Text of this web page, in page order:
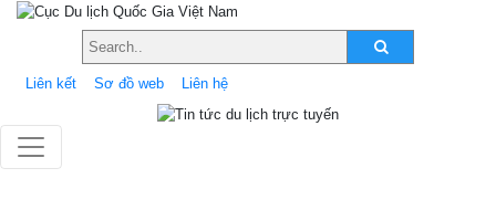
Liên kết Sơ đồ web Liên hệ